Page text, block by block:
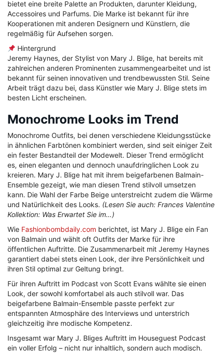
bietet eine breite Palette an Produkten, darunter Kleidung,
Accessoires und Parfums. Die Marke ist bekannt für ihre
Kooperationen mit anderen Designern und Künstlern, die
regelmäßig für Aufsehen sorgen.
Hintergrund
Jeremy Haynes, der Stylist von Mary J. Blige, hat bereits mit
zahlreichen anderen Prominenten zusammengearbeitet und ist
bekannt für seinen innovativen und trendbewussten Stil. Seine
Arbeit trägt dazu bei, dass Künstler wie Mary J. Blige stets im
besten Licht erscheinen.
Monochrome Looks im Trend
Monochrome Outfits, bei denen verschiedene Kleidungsstücke
in ähnlichen Farbtönen kombiniert werden, sind seit einiger Zeit
ein fester Bestandteil der Modewelt. Dieser Trend ermöglicht
es, einen eleganten und dennoch unaufdringlichen Look zu
kreieren. Mary J. Blige hat mit ihrem beigefarbenen Balmain-
Ensemble gezeigt, wie man diesen Trend stilvoll umsetzen
kann. Die Wahl der Farbe Beige unterstreicht zudem die Wärme
und Natürlichkeit des Looks. (Lesen Sie auch: Frances Valentine
Kollektion: Was Erwartet Sie im…)
Wie Fashionbombdaily.com berichtet, ist Mary J. Blige ein Fan
von Balmain und wählt oft Outfits der Marke für ihre
öffentlichen Auftritte. Die Zusammenarbeit mit Jeremy Haynes
garantiert dabei stets einen Look, der ihre Persönlichkeit und
ihren Stil optimal zur Geltung bringt.
Für ihren Auftritt im Podcast von Scott Evans wählte sie einen
Look, der sowohl komfortabel als auch stilvoll war. Das
beigefarbene Balmain-Ensemble passte perfekt zur
entspannten Atmosphäre des Interviews und unterstrich
gleichzeitig ihre modische Kompetenz.
Insgesamt war Mary J. Bliges Auftritt im Houseguest Podcast
ein voller Erfolg – nicht nur inhaltlich, sondern auch modisch.